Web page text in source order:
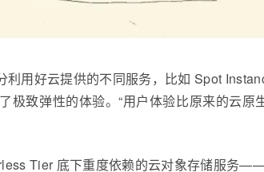
用好云提供的不同服务，比如 Spot
致弹性的体验。“用户体验比原来的云
Tier 底下重度依赖的云对象存储服务